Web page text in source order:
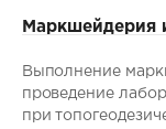
Маркшейдерия
Выполнение
проведение
при